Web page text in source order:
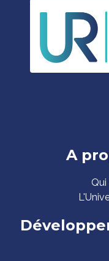
A